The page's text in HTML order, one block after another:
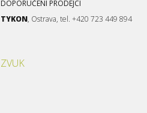
DOPORUČENÍ PRODEJCI
TYKON, Ostrava, tel. +420 723 449 894
ZVUK